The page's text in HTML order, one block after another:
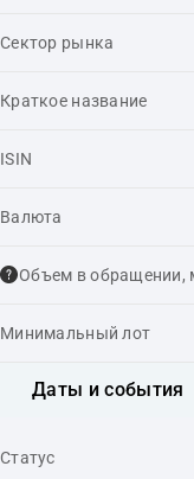
Сектор рынка
Краткое название
ISIN
Валюта
Объем в обращении,
Минимальный лот
Даты и события
Статус